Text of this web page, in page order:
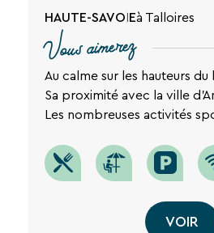
HAUTE-SAVOIEà Talloires
Vous aimerez
Au calme sur les hauteurs
Sa proximité avec la ville
Les nombreuses activités
VOIR